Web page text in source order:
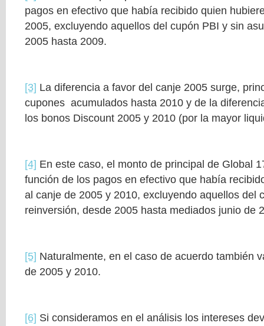
pagos en efectivo que había recibido quien
2005, excluyendo aquellos del cupón PBI y sin
2005 hasta 2009.
[3] La diferencia a favor del canje 2005 surge,
cupones acumulados hasta 2010 y de la
los bonos Discount 2005 y 2010 (por la mayor
[4] En este caso, el monto de principal de Global
función de los pagos en efectivo que había
al canje de 2005 y 2010, excluyendo aquellos del
reinversión, desde 2005 hasta mediados junio de
[5] Naturalmente, en el caso de acuerdo también
de 2005 y 2010.
[6] Si consideramos en el análisis los intereses